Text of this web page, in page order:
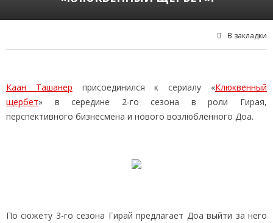
В закладки
Каан Ташанер присоединился к сериалу «Клюквенный
щербет» в середине 2-го сезона в роли Гирая,
перспективного бизнесмена и нового возлюбленного Доа.
По сюжету 3-го сезона Гирай предлагает Доа выйти за него